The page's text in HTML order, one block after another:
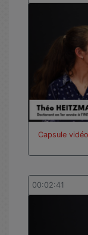
Capsule
00:02:41